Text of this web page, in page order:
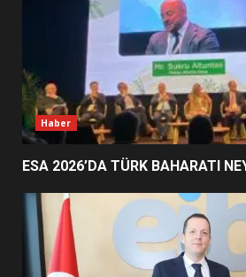
4
EDREMİT’İN
FİNALİNDE NE
5
UZATILDI: NE
Haber
ESA 2026’DA TÜRK BAHARATI